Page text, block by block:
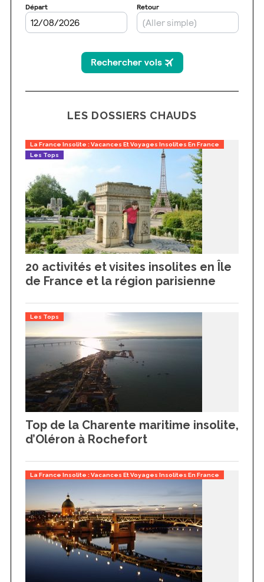
LES DOSSIERS CHAUDS
La France Insolite : Vacances Et Voyages Insolites En France
Les Tops
20 activités et visites insolites en Île
de France et la région parisienne
Les Tops
Top de la Charente maritime insolite,
d’Oléron à Rochefort
La France Insolite : Vacances Et Voyages Insolites En France